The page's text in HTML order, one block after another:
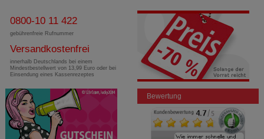
0800-10 11 422
gebührenfreie Rufnummer
Versandkostenfrei
innerhalb Deutschlands bei einem
Mindestbestellwert von 13,99 Euro oder bei
Einsendung eines Kassenrezeptes
Bewertung